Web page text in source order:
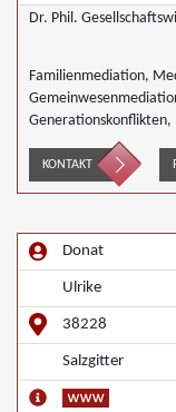
Dr. Phil.
Familienmediation,
bei Team- und
KONTAKT
Donat
Ulrike
38228
Salzgitter